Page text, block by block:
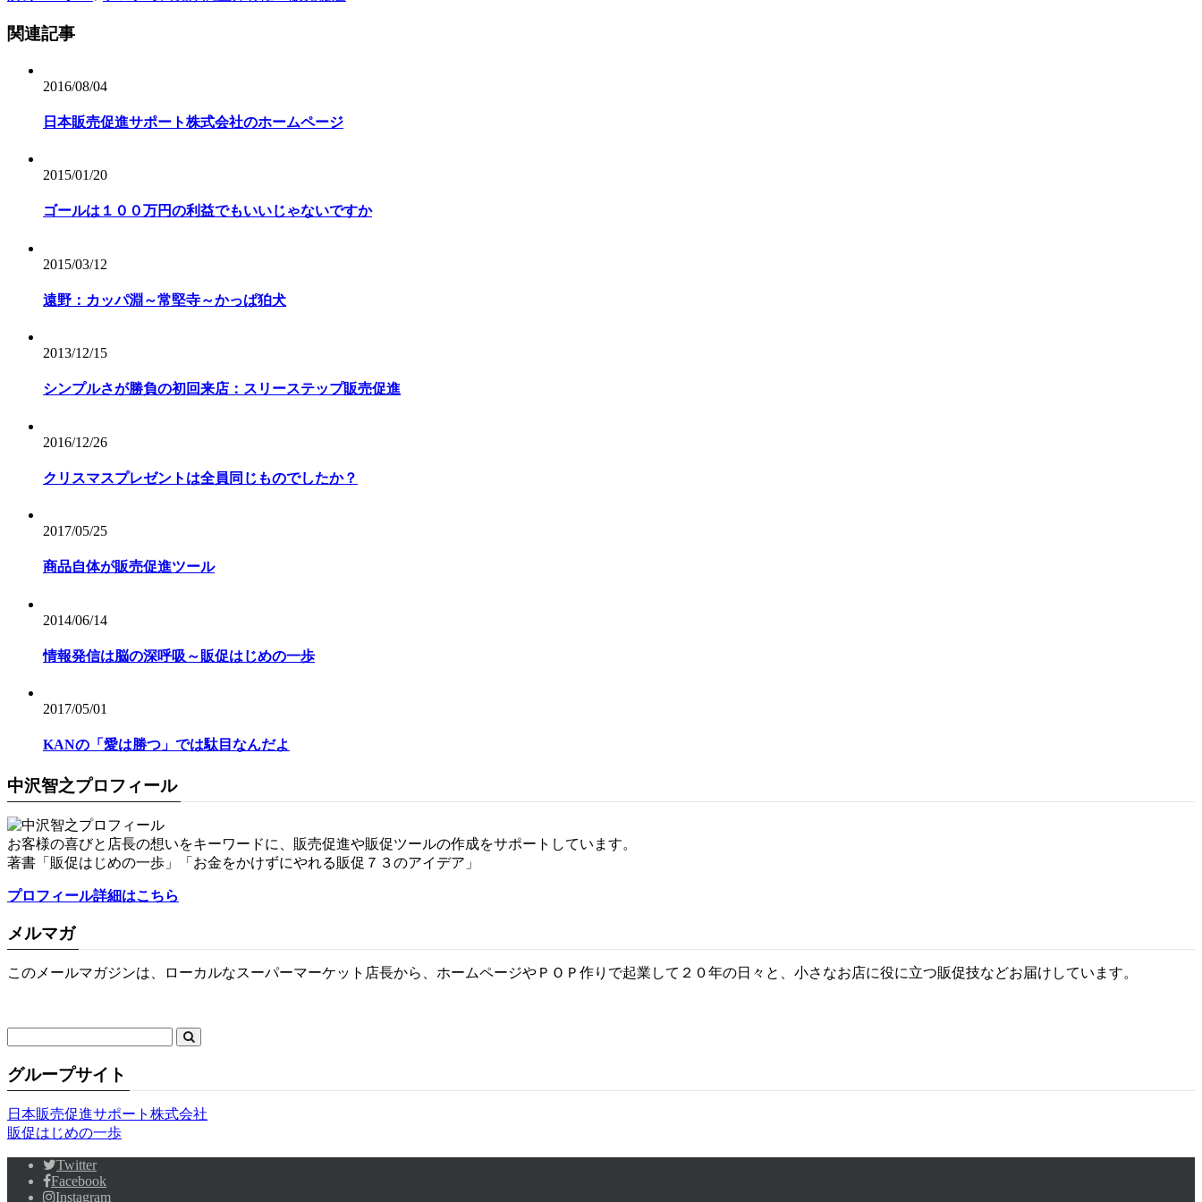
関連記事
2016/08/04
日本販売促進サポート株式会社のホームページ
2015/01/20
ゴールは１００万円の利益でもいいじゃないですか
2015/03/12
遠野：カッパ淵～常堅寺～かっぱ狛犬
2013/12/15
シンプルさが勝負の初回来店：スリーステップ販売促進
2016/12/26
クリスマスプレゼントは全員同じものでしたか？
2017/05/25
商品自体が販売促進ツール
2014/06/14
情報発信は脳の深呼吸～販促はじめの一歩
2017/05/01
KANの「愛は勝つ」では駄目なんだよ
中沢智之プロフィール
お客様の喜びと店長の想いをキーワードに、販売促進や販促ツールの作成をサポートしています。
著書「販促はじめの一歩」「お金をかけずにやれる販促７３のアイデア」
プロフィール詳細はこちら
メルマガ
このメールマガジンは、ローカルなスーパーマーケット店長から、ホームページやＰＯＰ作りで起業して２０年の日々と、小さなお店に役に立つ販促技などお届けしています。
グループサイト
日本販売促進サポート株式会社
販促はじめの一歩
Twitter
Facebook
Instagram